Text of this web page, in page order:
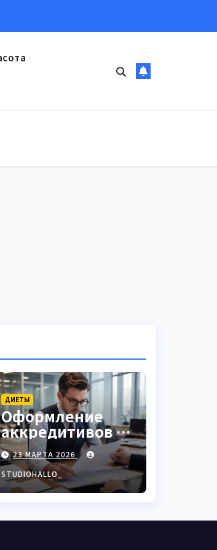
ДИЕТЫ
Оформление
аккредитивов в
международной
торговле
23 МАРТА 2026
STUDIOHALLO_